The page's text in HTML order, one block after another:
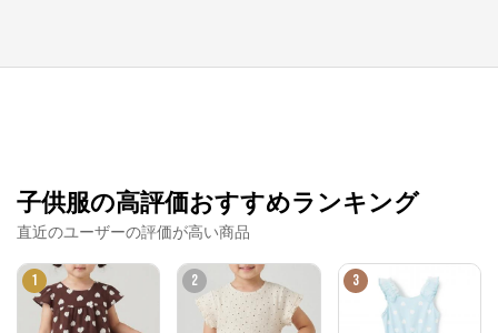
子供服の高評価おすすめランキング
直近のユーザーの評価が高い商品
1 2 3
ナルミヤオンライン
公式ECサイト